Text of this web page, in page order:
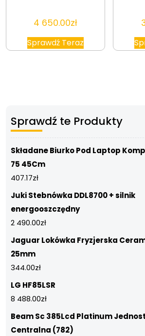
4 650.00zł
Sprawdź Teraz
Sprawdź te Produkty
Składane Biurko Pod Laptop
75 45Cm
407.17zł
Juki Stebnówka DDL8700 + silnik
energooszczędny
2 490.00zł
Jaguar Lokówka Fryzjerska
25mm
344.00zł
LG HF85LSR
8 488.00zł
Beam Sc 385Lcd Platinum
Centralna (782)